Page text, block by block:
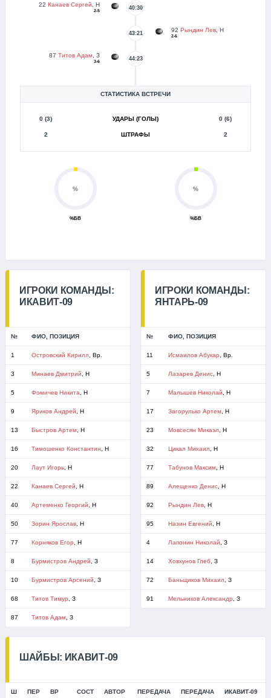
22 Канаев Сергей , Н
2-5 40:30
92 Рындин Лев , Н
2-6
43:21
87 Титов Адам , З
3-6 44:23
СТАТИСТИКА ВСТРЕЧИ
0 (3) УДАРЫ (ГОЛЫ) 0 (6)
2 ШТРАФЫ 2
%
%БВ
%
%БВ
ИГРОКИ КОМАНДЫ:
ИКАВИТ-09
№ ФИО, ПОЗИЦИЯ
1 Островский Кирилл, Вр.
3 Минаев Дмитрий , Н
5 Фомичев Никита , Н
9 Яриков Андрей , Н
13 Быстров Артем, Н
16 Тимошенко Константин , Н
20 Лаут Игорь, Н
22 Канаев Сергей , Н
40 Артеменко Георгий , Н
50 Зорин Ярослав, Н
77 Корняков Егор , Н
8 Бурмистров Андрей , З
10 Бурмистров Арсений , З
68 Титов Тимур , З
87 Титов Адам, З
ИГРОКИ КОМАНДЫ:
ЯНТАРЬ-09
№ ФИО, ПОЗИЦИЯ
11 Исмаилов Абукар , Вр.
5 Лазарев Денис, Н
7 Малышев Николай , Н
17 Загорулько Артем, Н
23 Мовсесян Микаэл, Н
32 Цикал Михаил, Н
77 Табунов Максим, Н
89 Алещенко Денис, Н
92 Рындин Лев, Н
95 Назин Евгений , Н
4 Лапонин Николай , З
14 Ховхунов Глеб, З
72 Баньщиков Михаил, З
91 Мельников Александр , З
ШАЙБЫ: ИКАВИТ-09
Ш ПЕР ВР СОСТ АВТОР ПЕРЕДАЧА ПЕРЕДАЧА ИКАВИТ-09